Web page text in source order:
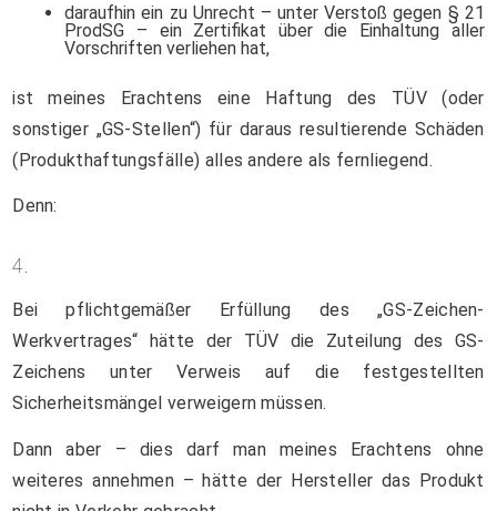
daraufhin ein zu Unrecht – unter Verstoß gegen § 21
ProdSG – ein Zertifikat über die Einhaltung aller
Vorschriften verliehen hat,
ist meines Erachtens eine Haftung des TÜV (oder
sonstiger „GS-Stellen“) für daraus resultierende Schäden
(Produkthaftungsfälle) alles andere als fernliegend.
Denn:
4.
Bei pflichtgemäßer Erfüllung des „GS-Zeichen-
Werkvertrages“ hätte der TÜV die Zuteilung des GS-
Zeichens unter Verweis auf die festgestellten
Sicherheitsmängel verweigern müssen.
Dann aber – dies darf man meines Erachtens ohne
weiteres annehmen – hätte der Hersteller das Produkt